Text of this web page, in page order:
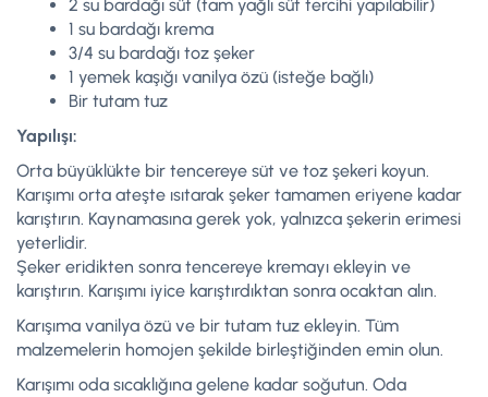
2 su bardağı süt (tam yağlı süt tercihi yapılabilir)
1 su bardağı krema
3/4 su bardağı toz şeker
1 yemek kaşığı vanilya özü (isteğe bağlı)
Bir tutam tuz
Yapılışı:
Orta büyüklükte bir tencereye süt ve toz şekeri koyun.
Karışımı orta ateşte ısıtarak şeker tamamen eriyene kadar
karıştırın. Kaynamasına gerek yok, yalnızca şekerin erimesi
yeterlidir.
Şeker eridikten sonra tencereye kremayı ekleyin ve
karıştırın. Karışımı iyice karıştırdıktan sonra ocaktan alın.
Karışıma vanilya özü ve bir tutam tuz ekleyin. Tüm
malzemelerin homojen şekilde birleştiğinden emin olun.
Karışımı oda sıcaklığına gelene kadar soğutun. Oda